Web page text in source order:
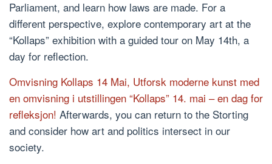
Parliament, and learn how laws are made. For a
different perspective, explore contemporary art at the
“Kollaps” exhibition with a guided tour on May 14th, a
day for reflection.
Omvisning Kollaps 14 Mai, Utforsk moderne kunst med
en omvisning i utstillingen “Kollaps” 14. mai – en dag for
refleksjon! Afterwards, you can return to the Storting
and consider how art and politics intersect in our
society.